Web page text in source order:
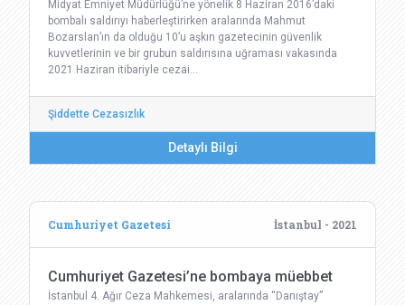
Midyat Emniyet Müdürlüğü’ne yönelik 8 Haziran 2016’daki
bombalı saldırıyı haberleştirirken aralarında Mahmut
Bozarslan’ın da olduğu 10’u aşkın gazetecinin güvenlik
kuvvetlerinin ve bir grubun saldırısına uğraması vakasında
2021 Haziran itibariyle cezai…
Şiddette Cezasızlık
Detaylı Bilgi
Cumhuriyet Gazetesi İstanbul - 2021
Cumhuriyet Gazetesi’ne bombaya müebbet
İstanbul 4. Ağır Ceza Mahkemesi, aralarında “Danıştay”